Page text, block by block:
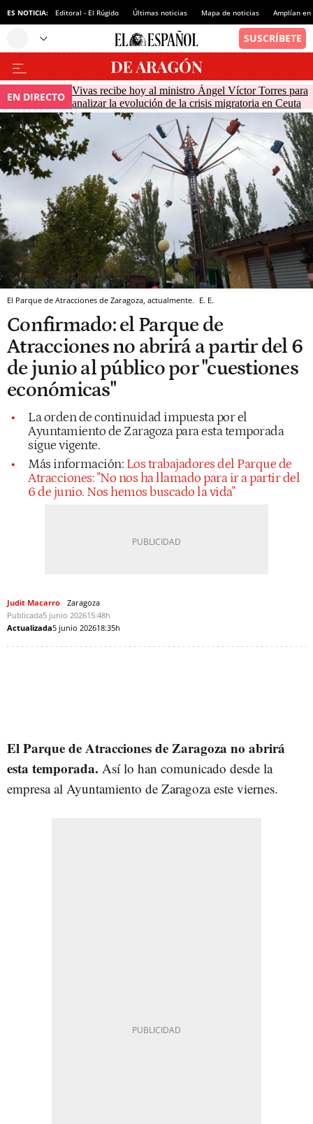
ES NOTICIA: Editoral - El Rúgido Últimas noticias Mapa de noticias Amplían
EN DIRECTO Vivas recibe hoy al ministro Ángel Víctor Torres para
analizar la evolución de la crisis migratoria en Ceuta
El Parque de Atracciones de Zaragoza, actualmente. E. E.
Confirmado: el Parque de
Atracciones no abrirá a partir del 6
de junio al público por "cuestiones
económicas"
La orden de continuidad impuesta por el
Ayuntamiento de Zaragoza para esta temporada
sigue vigente.
Más información: Los trabajadores del Parque de
Atracciones: "No nos ha llamado para ir a partir del
6 de junio. Nos hemos buscado la vida"
Judit Macarro
Zaragoza
Publicada5 junio 202615:48h
Actualizada5 junio 202618:35h
El Parque de Atracciones de Zaragoza no abrirá
esta temporada. Así lo han comunicado desde la
empresa al Ayuntamiento de Zaragoza este viernes.